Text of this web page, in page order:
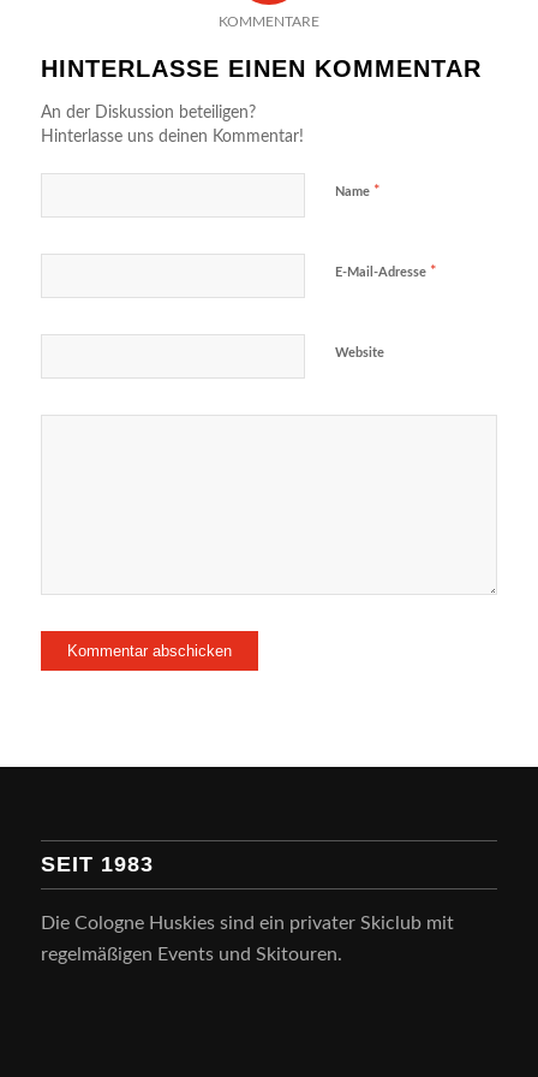
KOMMENTARE
HINTERLASSE EINEN KOMMENTAR
An der Diskussion beteiligen?
Hinterlasse uns deinen Kommentar!
Name *
E-Mail-Adresse *
Website
SEIT 1983
Die Cologne Huskies sind ein privater Skiclub mit
regelmäßigen Events und Skitouren.